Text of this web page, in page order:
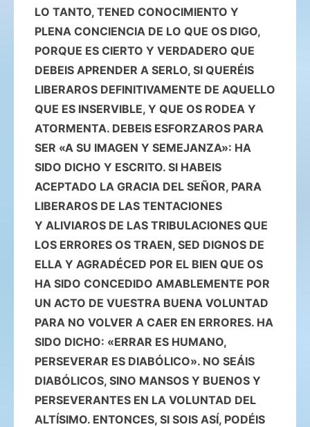
LO TANTO, TENED CONOCIMIENTO Y
PLENA CONCIENCIA DE LO QUE OS DIGO,
PORQUE ES CIERTO Y VERDADERO QUE
DEBEIS APRENDER A SERLO, SI QUERÉIS
LIBERAROS DEFINITIVAMENTE DE AQUELLO
QUE ES INSERVIBLE, Y QUE OS RODEA Y
ATORMENTA. DEBEIS ESFORZAROS PARA
SER «A SU IMAGEN Y SEMEJANZA»: HA
SIDO DICHO Y ESCRITO. SI HABEIS
ACEPTADO LA GRACIA DEL SEÑOR, PARA
LIBERAROS DE LAS TENTACIONES
Y ALIVIAROS DE LAS TRIBULACIONES QUE
LOS ERRORES OS TRAEN, SED DIGNOS DE
ELLA Y AGRADÉCED POR EL BIEN QUE OS
HA SIDO CONCEDIDO AMABLEMENTE POR
UN ACTO DE VUESTRA BUENA VOLUNTAD
PARA NO VOLVER A CAER EN ERRORES. HA
SIDO DICHO: «ERRAR ES HUMANO,
PERSEVERAR ES DIABÓLICO». NO SEÁIS
DIABÓLICOS, SINO MANSOS Y BUENOS Y
PERSEVERANTES EN LA VOLUNTAD DEL
ALTÍSIMO. ENTONCES, SI SOIS ASÍ, PODÉIS